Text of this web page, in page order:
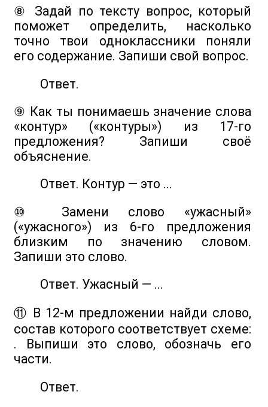
⑧ Задай по тексту вопрос, который
поможет определить, насколько
точно твои одноклассники поняли
его содержание. Запиши свой вопрос.
Ответ.
⑨ Как ты понимаешь значение слова
«контур» («контуры») из 17-го
предложения? Запиши своё
объяснение.
Ответ. Контур — это ...
⑩ Замени слово «ужасный»
(«ужасного») из 6-го предложения
близким по значению словом.
Запиши это слово.
Ответ. Ужасный — ...
⑪ В 12-м предложении найди слово,
состав которого соответствует схеме:
. Выпиши это слово, обозначь его
части.
Ответ.